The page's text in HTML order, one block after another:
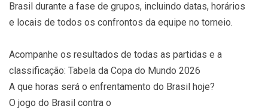
Brasil durante a fase de grupos, incluindo datas, horários
e locais de todos os confrontos da equipe no torneio.
Acompanhe os resultados de todas as partidas e a
classificação: Tabela da Copa do Mundo 2026
A que horas será o enfrentamento do Brasil hoje?
O jogo do Brasil contra o